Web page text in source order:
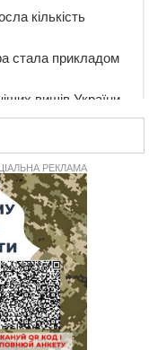
кількість
стала прикладом
вишів України
новий
Черкасах 75-річній
сонячну
гривень
з полеглим на
зупинку і
Бондаренко
РЕКЛАМА